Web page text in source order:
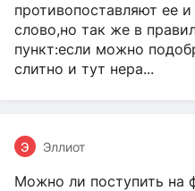
противопоставляют ее
слово,но так же в
пункт:если можно
слитно и тут нера...
Э Эллиот
Можно ли поступить на